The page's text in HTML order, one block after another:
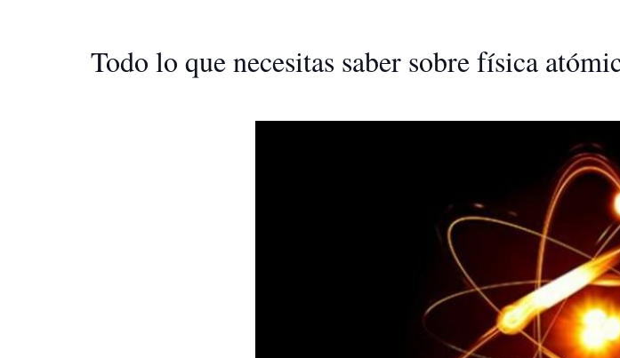
Todo lo que necesitas saber sobre física